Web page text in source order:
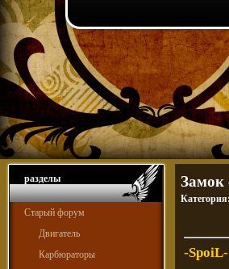
разделы
Старый форум
Двигатель
Карбюраторы
Замок
Категория:
-SpoiL-